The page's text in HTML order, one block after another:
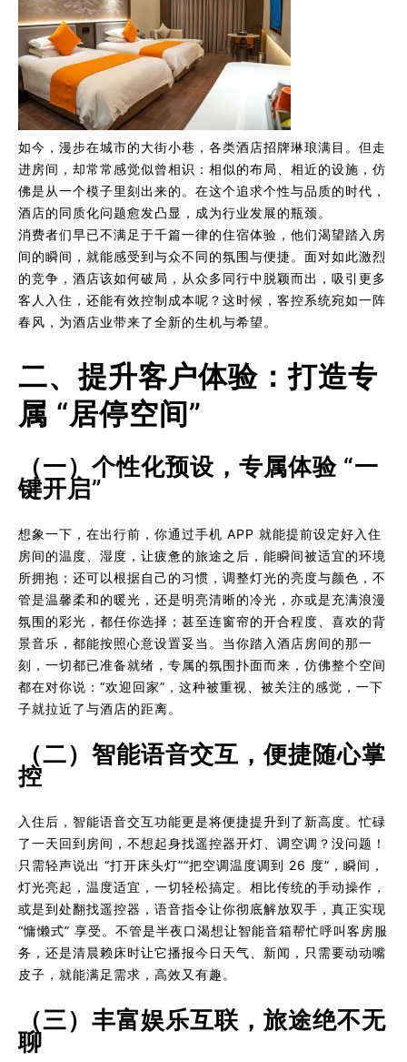
如今，漫步在城市的大街小巷，各类酒店招牌琳琅满目。但走
进房间，却常常感觉似曾相识：相似的布局、相近的设施，仿
佛是从一个模子里刻出来的。在这个追求个性与品质的时代，
酒店的同质化问题愈发凸显，成为行业发展的瓶颈。
消费者们早已不满足于千篇一律的住宿体验，他们渴望踏入房
间的瞬间，就能感受到与众不同的氛围与便捷。面对如此激烈
的竞争，酒店该如何破局，从众多同行中脱颖而出，吸引更多
客人入住，还能有效控制成本呢？这时候，客控系统宛如一阵
春风，为酒店业带来了全新的生机与希望。
二、提升客户体验：打造专
属 “居停空间”
（一）个性化预设，专属体验 “一
键开启”
想象一下，在出行前，你通过手机 APP 就能提前设定好入住
房间的温度、湿度，让疲惫的旅途之后，能瞬间被适宜的环境
所拥抱；还可以根据自己的习惯，调整灯光的亮度与颜色，不
管是温馨柔和的暖光，还是明亮清晰的冷光，亦或是充满浪漫
氛围的彩光，都任你选择；甚至连窗帘的开合程度、喜欢的背
景音乐，都能按照心意设置妥当。当你踏入酒店房间的那一
刻，一切都已准备就绪，专属的氛围扑面而来，仿佛整个空间
都在对你说：“欢迎回家”，这种被重视、被关注的感觉，一下
子就拉近了与酒店的距离。
（二）智能语音交互，便捷随心掌
控
入住后，智能语音交互功能更是将便捷提升到了新高度。忙碌
了一天回到房间，不想起身找遥控器开灯、调空调？没问题！
只需轻声说出 “打开床头灯”“把空调温度调到 26 度”，瞬间，
灯光亮起，温度适宜，一切轻松搞定。相比传统的手动操作，
或是到处翻找遥控器，语音指令让你彻底解放双手，真正实现
“慵懒式” 享受。不管是半夜口渴想让智能音箱帮忙呼叫客房服
务，还是清晨赖床时让它播报今日天气、新闻，只需要动动嘴
皮子，就能满足需求，高效又有趣。
（三）丰富娱乐互联，旅途绝不无
聊